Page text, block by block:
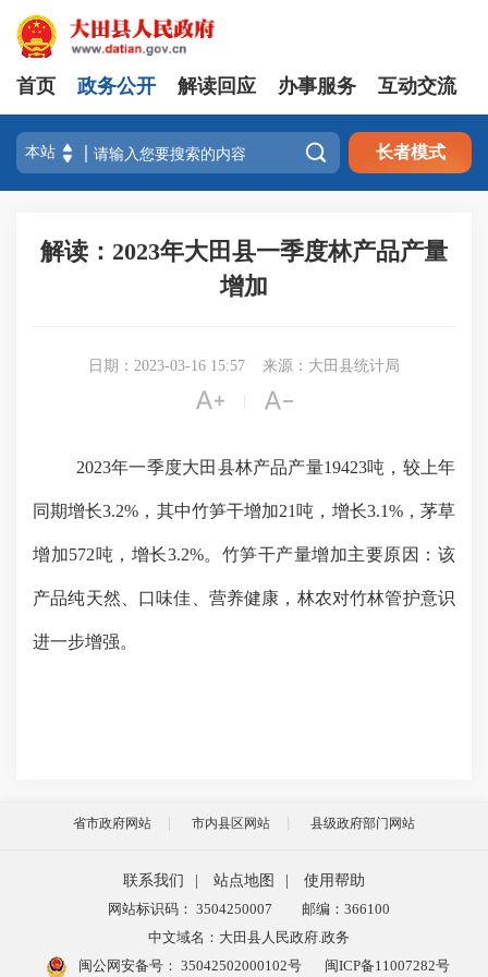
首页 政务公开 解读回应 办事服务 互动交流
 长者模式
解读：2023年大田县一季度林产品产量
增加
日期：2023-03-16 15:57 来源：大田县统计局
 
2023年一季度大田县林产品产量19423吨，较上年
同期增长3.2% ，其中竹笋干增加21 吨，增长3.1%，茅草
增加572吨，增长3.2%。竹笋干产量增加主要原因：该
产品纯天然、口味佳、营养健康，林农对竹林管护意识
进一步增强。
省市政府网站 市内县区网站 县级政府部门网站
联系我们 站点地图
使用帮助
网站标识码： 3504250007
邮编：366100
中文域名：大田县人民政府.政务
闽公网安备号： 35042502000102号 闽ICP备11007282号